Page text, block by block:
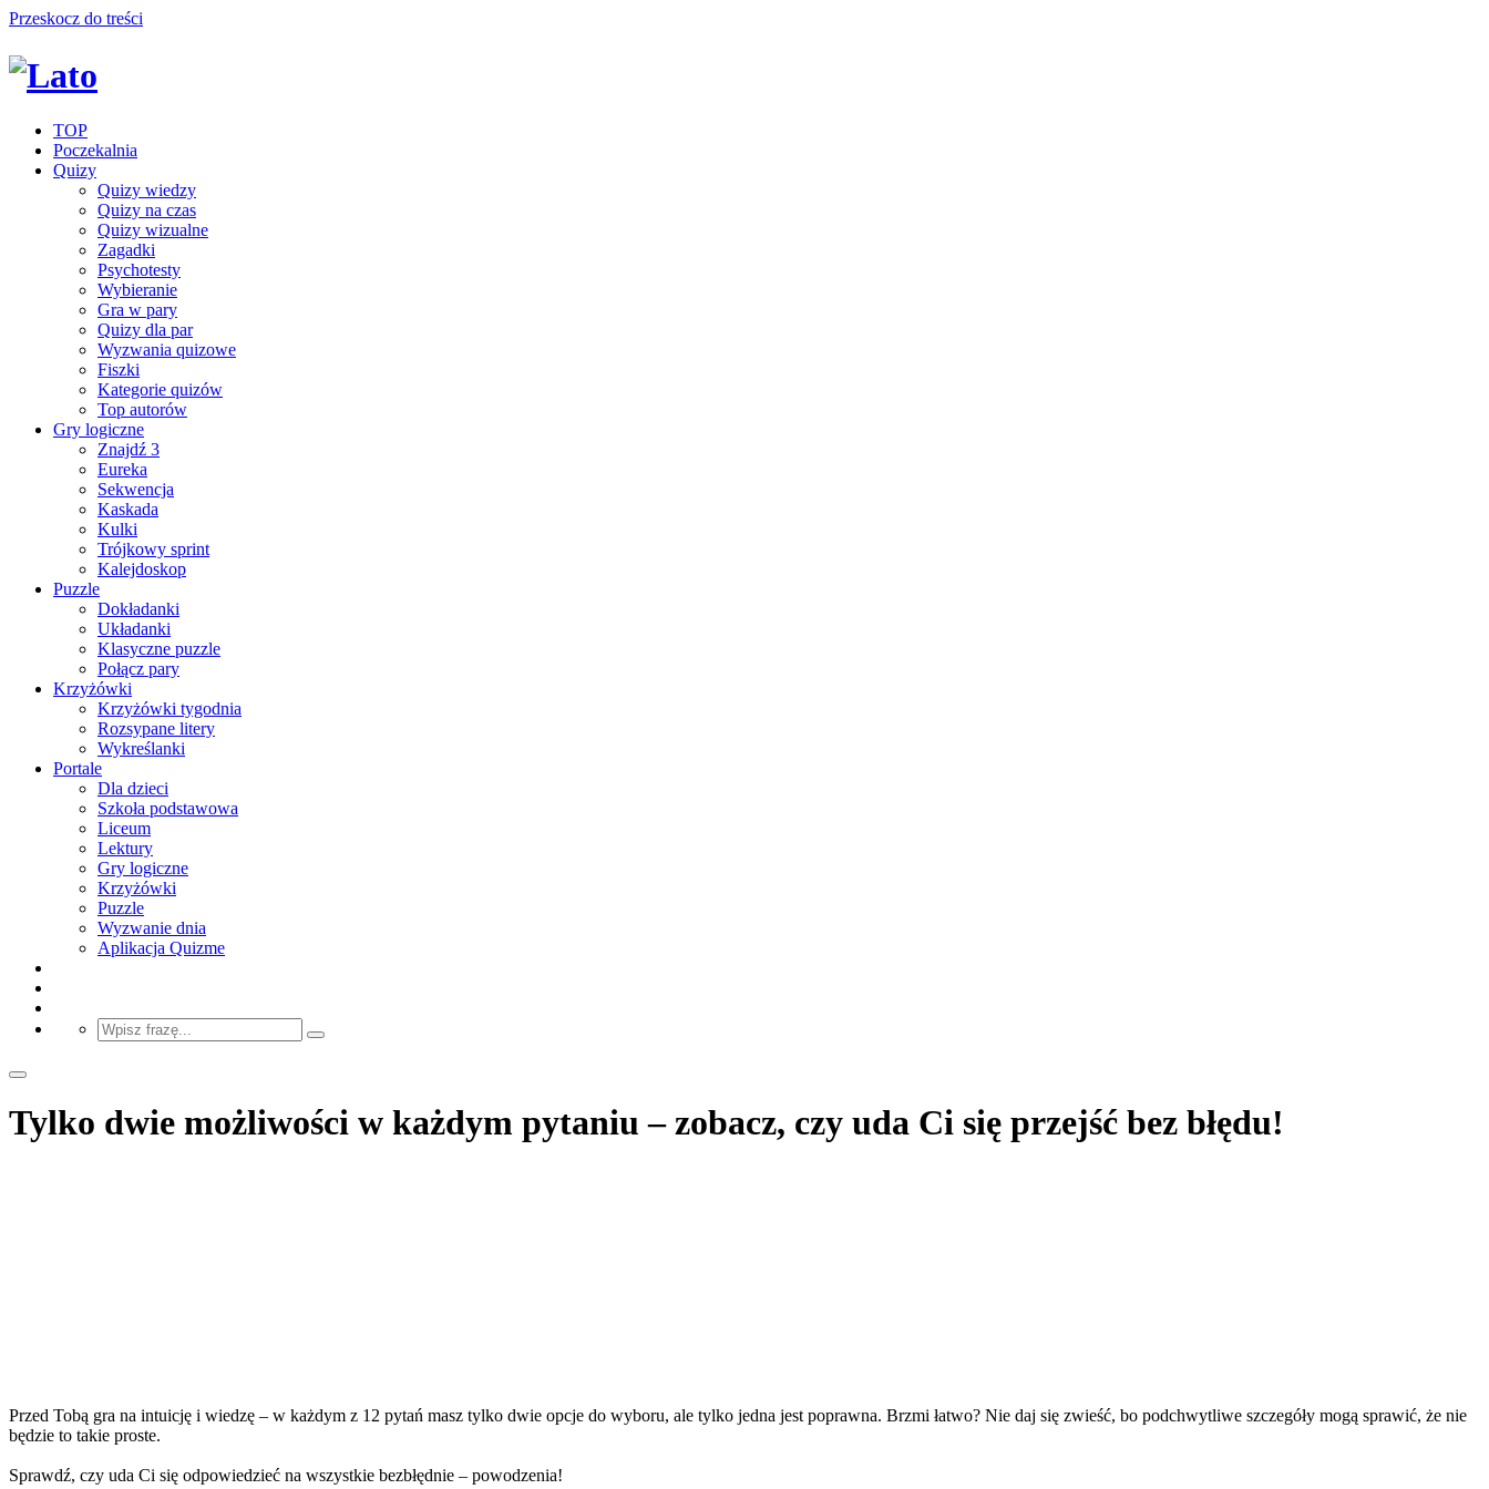
Przeskocz do treści
TOP
Poczekalnia
Quizy
Quizy wiedzy
Quizy na czas
Quizy wizualne
Zagadki
Psychotesty
Wybieranie
Gra w pary
Quizy dla par
Wyzwania quizowe
Fiszki
Kategorie quizów
Top autorów
Gry logiczne
Znajdź 3
Eureka
Sekwencja
Kaskada
Kulki
Trójkowy sprint
Kalejdoskop
Puzzle
Dokładanki
Układanki
Klasyczne puzzle
Połącz pary
Krzyżówki
Krzyżówki tygodnia
Rozsypane litery
Wykreślanki
Portale
Dla dzieci
Szkoła podstawowa
Liceum
Lektury
Gry logiczne
Krzyżówki
Puzzle
Wyzwanie dnia
Aplikacja Quizme
Tylko dwie możliwości w każdym pytaniu – zobacz, czy uda Ci się przejść bez błędu!
Przed Tobą gra na intuicję i wiedzę – w każdym z 12 pytań masz tylko dwie opcje do wyboru, ale tylko jedna jest poprawna. Brzmi łatwo? Nie daj się zwieść, bo podchwytliwe szczegóły mogą sprawić, że nie
będzie to takie proste.
Sprawdź, czy uda Ci się odpowiedzieć na wszystkie bezbłędnie – powodzenia!